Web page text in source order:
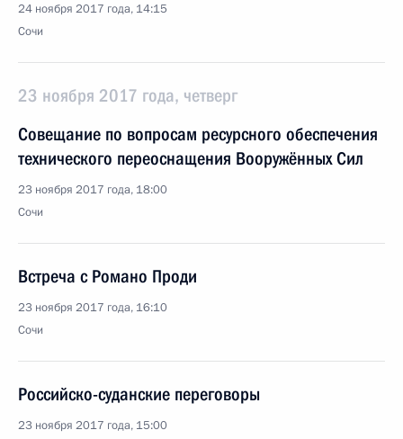
24 ноября 2017 года, 14:15
Сочи
23 ноября 2017 года, четверг
Совещание по вопросам ресурсного обеспече­ния
технического переос­нащения Вооружённых Сил
23 ноября 2017 года, 18:00
Сочи
Встреча с Романо Проди
23 ноября 2017 года, 16:10
Сочи
Российско-суданские переговоры
23 ноября 2017 года, 15:00